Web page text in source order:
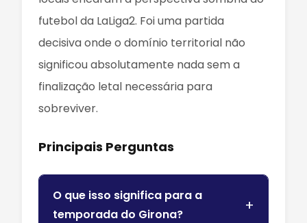
futebol da LaLiga2. Foi uma partida
decisiva onde o domínio territorial não
significou absolutamente nada sem a
finalização letal necessária para
sobreviver.
Principais Perguntas
O que isso significa para a
temporada do Girona?